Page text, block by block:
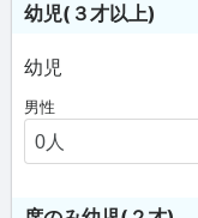
幼児(３才以上)
幼児
男性